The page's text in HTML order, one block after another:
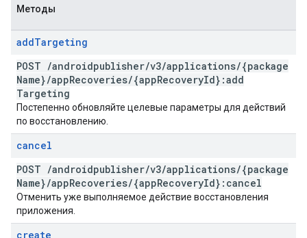
Методы
addTargeting
POST /androidpublisher/v3/applications/{package
Name}/appRecoveries/{appRecoveryId}:add
Targeting
Постепенно обновляйте целевые параметры для действий
по восстановлению.
cancel
POST /androidpublisher/v3/applications/{package
Name}/appRecoveries/{appRecoveryId}:cancel
Отменить уже выполняемое действие восстановления
приложения.
create